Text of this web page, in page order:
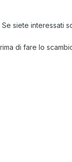
siete interessati
di fare lo